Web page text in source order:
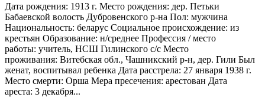
Дата рождения: 1913 г. Место рождения: дер. Петьки
Бабаевской волость Дубровенского р-на Пол: мужчина
Национальность: беларус Социальное происхождение: из
крестьян Образование: н/среднее Профессия / место
работы: учитель, НСШ Гилинского с/с Место
проживания: Витебская обл., Чашникский р-н, дер. Гили Был
женат, воспитывал ребенка Дата расстрела: 27 января 1938 г.
Место смерти: Орша Мера пресечения: арестован Дата
ареста: 3 декабря...